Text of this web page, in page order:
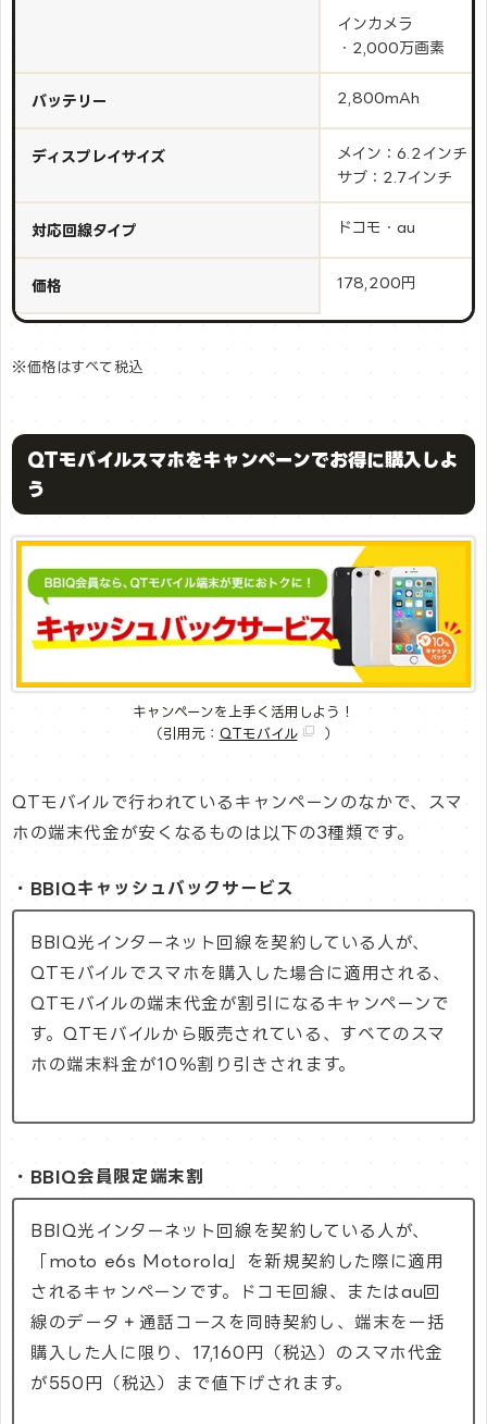
インカメラ
・2,000万画素
バッテリー 2,800mAh
ディスプレイサイズ
メイン：6.2インチ
サブ：2.7インチ
対応回線タイプ ドコモ・au
価格 178,200円
※価格はすべて税込
QTモバイルスマホをキャンペーンでお得に購入しよ
う
キャンペーンを上手く活用しよう！
（引用元： QTモバイル ）
QTモバイルで行われているキャンペーンのなかで、スマ
ホの端末代金が安くなるものは以下の3種類です。
・BBIQキャッシュバックサービス
BBIQ光インターネット回線を契約している人が、
QTモバイルでスマホを購入した場合に適用される、
QTモバイルの端末代金が割引になるキャンペーンで
す。QTモバイルから販売されている、すべてのスマ
ホの端末料金が10％割り引きされます。
・BBIQ会員限定端末割
BBIQ光インターネット回線を契約している人が、
「moto e6s Motorola」を新規契約した際に適用
されるキャンペーンです。ドコモ回線、またはau回
線のデータ＋通話コースを同時契約し、端末を一括
購入した人に限り、17,160円（税込）のスマホ代金
が550円（税込）まで値下げされます。